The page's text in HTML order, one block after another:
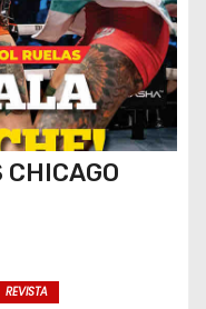
CHICAGO
REVISTA